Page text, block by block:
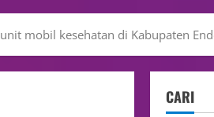
mobil kesehatan di Kabupaten
CARI